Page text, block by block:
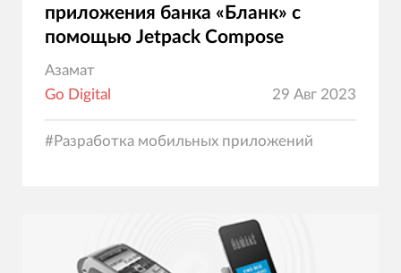
приложения банка «Бланк» с
помощью Jetpack Compose
Азамат
Go Digital
29 Авг 2023
#Разработка мобильных приложений